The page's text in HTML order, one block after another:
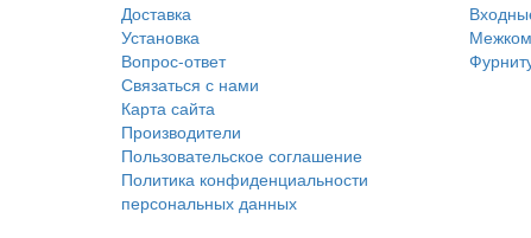
Доставка
Установка
Вопрос-ответ
Связаться с нами
Карта сайта
Производители
Пользовательское соглашение
Политика конфиденциальности
персональных данных